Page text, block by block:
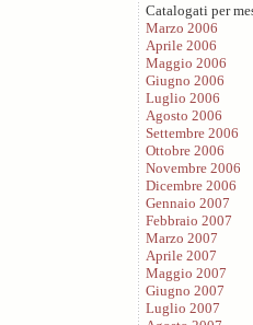
Catalogati per
Marzo 2006
Aprile 2006
Maggio 2006
Giugno 2006
Luglio 2006
Agosto 2006
Settembre 2006
Ottobre 2006
Novembre 2006
Dicembre 2006
Gennaio 2007
Febbraio 2007
Marzo 2007
Aprile 2007
Maggio 2007
Giugno 2007
Luglio 2007